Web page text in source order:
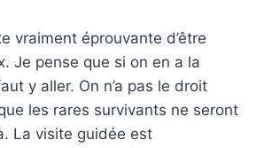
vraiment éprouvante d’être
Je pense que si on en a la
y aller. On n’a pas le droit
les rares survivants ne seront
La visite guidée est